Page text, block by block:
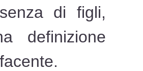
di figli,
definizione